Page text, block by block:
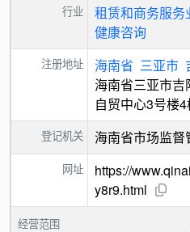
行业 租赁和商务服务
健康咨询
注册地址 海南省 三亚市
海南省三亚市
自贸中心3号楼
登记机关 海南省市场监督
网址
https://
y8r9.html
经营范围